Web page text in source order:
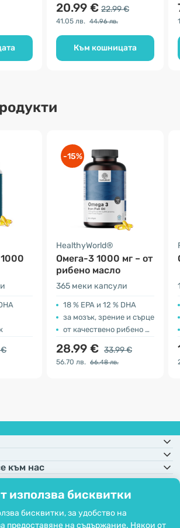
използва бисквитки
бисквитки, за удобство на
предоставяне на съдържание. Някои от
20.99 € 22.99 €
41.05 лв. 44.96 лв.
Към кошницата
€
-15%
HealthyWorld®
Омега-3 1000 мг – от
рибено масло
365 меки капсули
18 % EPA и 12 % DHA
за мозък, зрение и сърце
от качествено рибено масло
28.99 € 33.99 €
56.70 лв. 66.48 лв.
към нас